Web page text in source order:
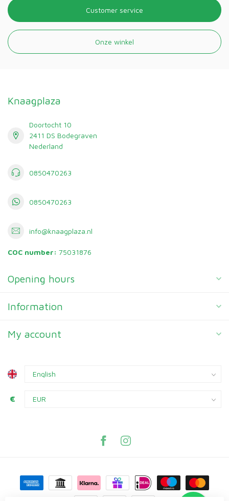
Customer service
Onze winkel
Knaagplaza
Doortocht 10
2411 DS Bodegraven
Nederland
0850470263
0850470263
info@knaagplaza.nl
COC number: 75031876
Opening hours
Information
My account
€